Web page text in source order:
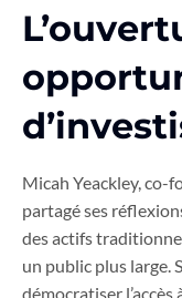
Micah Yeackley, co-
partagé ses
des actifs
un public plus large.
démocratiser